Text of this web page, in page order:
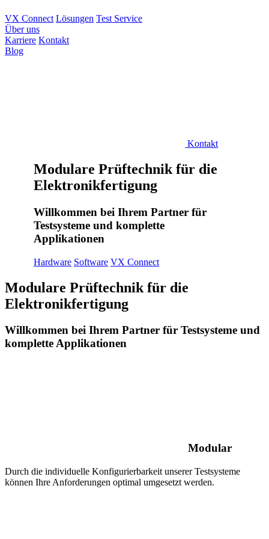
VX Connect Lösungen Test Service
Über uns
Karriere Kontakt
Blog
Kontakt
Modulare Prüftechnik für die
Elektronikfertigung
Willkommen bei Ihrem Partner für
Testsysteme und komplette
Applikationen
Hardware Software VX Connect
Modulare Prüftechnik für die
Elektronikfertigung
Willkommen bei Ihrem Partner für Testsysteme und
komplette Applikationen
Modular
Durch die individuelle Konfigurierbarkeit unserer Testsysteme
können Ihre Anforderungen optimal umgesetzt werden.